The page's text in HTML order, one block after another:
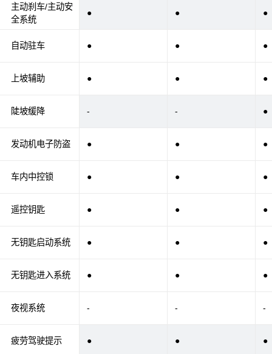
主动刹车/主动安
全系统
自动驻车
上坡辅助
陡坡缓降
发动机电子防盗
车内中控锁
遥控钥匙
无钥匙启动系统
无钥匙进入系统
夜视系统
疲劳驾驶提示
● ● ●
● ● ●
● ● ●
- - ●
● ● ●
● ● ●
● ● ●
● ● ●
● ● ●
- - -
● ● ●